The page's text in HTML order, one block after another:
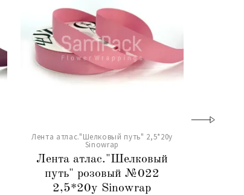
Лента атлас."Шелковый путь" 2,5*20y
Sinowrap
Лента атлас."Шелковый
путь" розовый №022
2,5*20y Sinowrap